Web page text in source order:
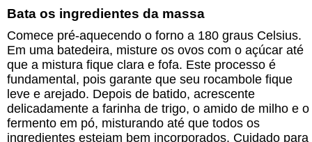
Bata os ingredientes da massa
Comece pré-aquecendo o forno a 180 graus Celsius.
Em uma batedeira, misture os ovos com o açúcar até
que a mistura fique clara e fofa. Este processo é
fundamental, pois garante que seu rocambole fique
leve e arejado. Depois de batido, acrescente
delicadamente a farinha de trigo, o amido de milho e o
fermento em pó, misturando até que todos os
ingredientes estejam bem incorporados. Cuidado para